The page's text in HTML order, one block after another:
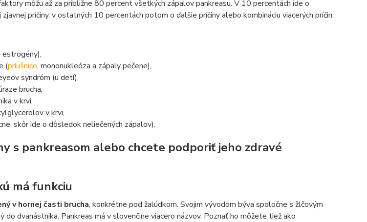
môžu až za približne 80 percent všetkých zápalov pankreasu. V 10 percentách ide o
zjavnej príčiny, v ostatných 10 percentách potom o ďalšie príčiny alebo kombináciu viacerých príčin.
estrogény),
(príušnice, mononukleóza a zápaly pečene),
syndróm (u detí),
brucha,
v krvi,
v krvi,
skôr ide o dôsledok neliečených zápalov).
s pankreasom alebo chcete podporiť jeho zdravé
má funkciu
v hornej časti brucha, konkrétne pod žalúdkom. Svojim vývodom býva spoločne s žlčovým
do dvanástnika. Pankreas má v slovenčine viacero názvov. Poznať ho môžete tiež ako